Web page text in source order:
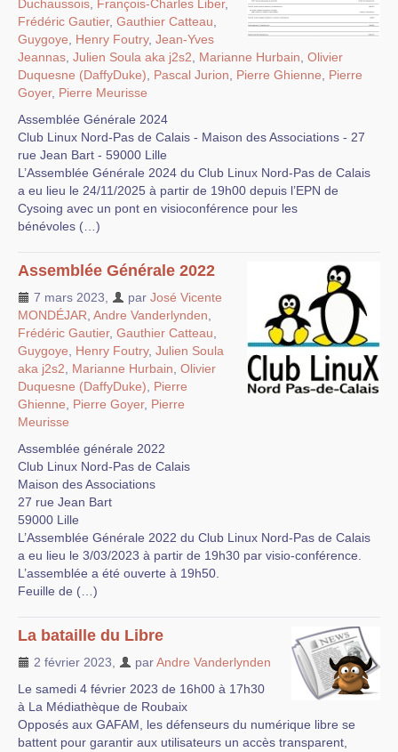
Duchaussois François-Charles Liber,
Frédéric Gautier, Gauthier Catteau
Guygoye
Henry Foutry, Jean-Yves
Jeannas Julien Soula aka j2s2 Marianne Hurbain Olivier
Duquesne (DaffyDuke)
Pascal Jurion Pierre Ghienne
Pierre
Goyer, Pierre Meurisse
Assemblée Générale 2024
Club Linux Nord-Pas de Calais - Maison des Associations - 27
rue Jean Bart - 59000 Lille
L’Assemblée Générale 2024 du Club Linux Nord-Pas de Calais
a eu lieu le 24/11/2025 à partir de 19h00 depuis l’EPN de
Cysoing avec un pont en visioconférence pour les
bénévoles (…)
Assemblée Générale 2022
7 mars 2023 par José Vicente
MONDÉJAR Andre Vanderlynden
Frédéric Gautier, Gauthier Catteau
Guygoye
Henry Foutry, Julien Soula
aka j2s2
Marianne Hurbain Olivier
Duquesne (DaffyDuke)
Pierre
Ghienne
Pierre Goyer, Pierre
Meurisse
Assemblée générale 2022
Club Linux Nord-Pas de Calais
Maison des Associations
27 rue Jean Bart
59000 Lille
L’Assemblée Générale 2022 du Club Linux Nord-Pas de Calais
a eu lieu le 3/03/2023 à partir de 19h30 par visio-conférence.
L’assemblée a été ouverte à 19h50.
Feuille de (…)
La bataille du Libre
2 février 2023 parAndre Vanderlynden
Le samedi 4 février 2023 de 16h00 à 17h30
à La Médiathèque de Roubaix
Opposés aux GAFAM, les défenseurs du numérique libre se
battent pour garantir aux utilisateurs un accès transparent,